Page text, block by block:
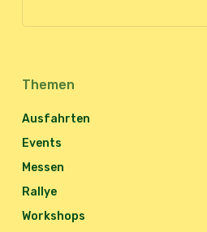
Themen
Ausfahrten
Events
Messen
Rallye
Workshops